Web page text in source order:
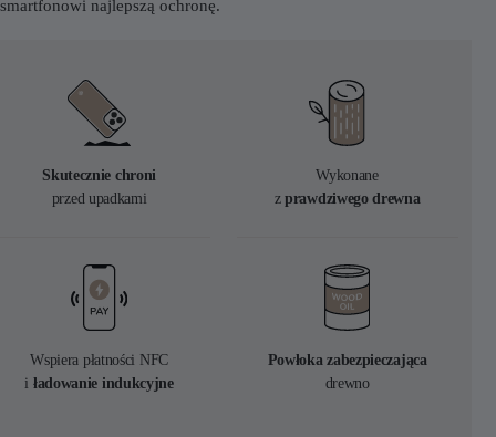
smartfonowi najlepszą ochronę.
Skutecznie chroni
przed upadkami
Wspiera płatności NFC
i ładowanie indukcyjne
Wykonane
z prawdziwego drewna
Powłoka zabezpieczająca
drewno